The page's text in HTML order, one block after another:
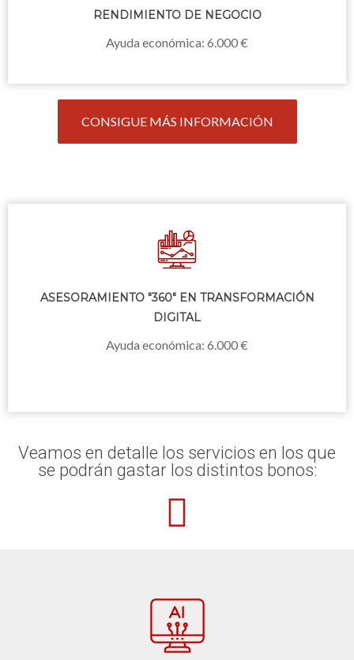
RENDIMIENTO DE NEGOCIO
Ayuda económica: 6.000 €
CONSIGUE MÁS INFORMACIÓN
ASESORAMIENTO "360" EN TRANSFORMACIÓN
DIGITAL
Ayuda económica: 6.000 €
Veamos en detalle los servicios en los que
se podrán gastar los distintos bonos: